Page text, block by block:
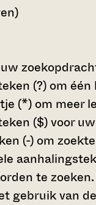
(?) om
(*) om meer
($)voor
(-) om
te zoeken.
gebruik van